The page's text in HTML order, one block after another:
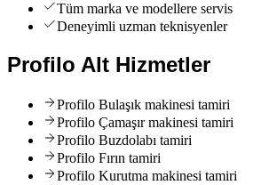
Tüm marka ve modellere servis
Deneyimli uzman teknisyenler
Profilo Alt Hizmetler
Profilo Bulaşık makinesi tamiri
Profilo Çamaşır makinesi tamiri
Profilo Buzdolabı tamiri
Profilo Fırın tamiri
Profilo Kurutma makinesi tamiri